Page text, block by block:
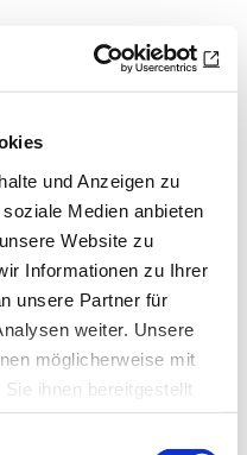
und Anzeigen zu
Medien anbieten
Website zu
Informationen zu Ihrer
unsere Partner für
weiter. Unsere
möglicherweise mit
ihnen bereitgestellt
Nutzung der Dienste
interessieren: